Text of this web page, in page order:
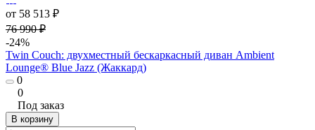
от 58 513 ₽
76 990 ₽
-24%
Twin Couch: двухместный бескаркасный диван Ambient
Lounge® Blue Jazz (Жаккард)
0
0
Под заказ
В корзину